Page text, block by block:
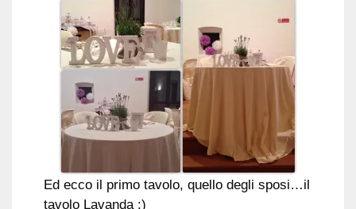
Ed ecco il primo tavolo, quello degli sposi…il
tavolo Lavanda :)